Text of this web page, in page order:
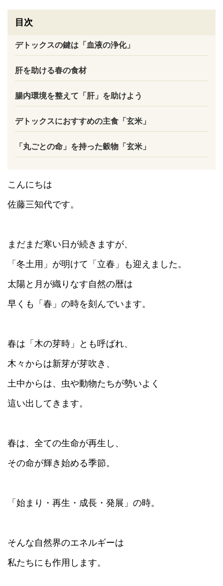
目次
デトックスの鍵は「血液の浄化」
肝を助ける春の食材
腸内環境を整えて「肝」を助けよう
デトックスにおすすめの主食「玄米」
「丸ごとの命」を持った穀物「玄米」
こんにちは
佐藤三知代です。
まだまだ寒い日が続きますが、
「冬土用」が明けて「立春」も迎えました。
太陽と月が織りなす自然の暦は
早くも「春」の時を刻んでいます。
春は「木の芽時」とも呼ばれ、
木々からは新芽が芽吹き、
土中からは、虫や動物たちが勢いよく
這い出してきます。
春は、全ての生命が再生し、
その命が輝き始める季節。
「始まり・再生・成長・発展」の時。
そんな自然界のエネルギーは
私たちにも作用します。